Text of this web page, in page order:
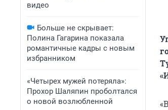
видео
Больше не скрывает:
Полина Гагарина показала
романтичные кадры с новым
избранником
«Четырех мужей потеряла»:
Прохор Шаляпин проболтался
о новой возлюбленной